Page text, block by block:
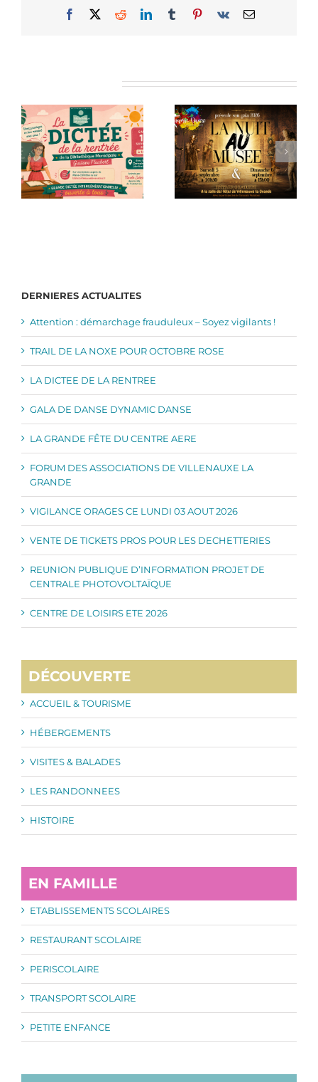
Facebook
X RedditLinkedInTumblrPinterest
Vk Email
DERNIERES ACTUALITES
Attention : démarchage frauduleux – Soyez vigilants !
TRAIL DE LA NOXE POUR OCTOBRE ROSE
LA DICTEE DE LA RENTREE
GALA DE DANSE DYNAMIC DANSE
LA GRANDE FÊTE DU CENTRE AERE
FORUM DES ASSOCIATIONS DE VILLENAUXE LA
GRANDE
VIGILANCE ORAGES CE LUNDI 03 AOUT 2026
VENTE DE TICKETS PROS POUR LES DECHETTERIES
REUNION PUBLIQUE D’INFORMATION PROJET DE
CENTRALE PHOTOVOLTAÏQUE
CENTRE DE LOISIRS ETE 2026
DÉCOUVERTE
ACCUEIL & TOURISME
HÉBERGEMENTS
VISITES & BALADES
LES RANDONNEES
HISTOIRE
EN FAMILLE
ETABLISSEMENTS SCOLAIRES
RESTAURANT SCOLAIRE
PERISCOLAIRE
TRANSPORT SCOLAIRE
PETITE ENFANCE